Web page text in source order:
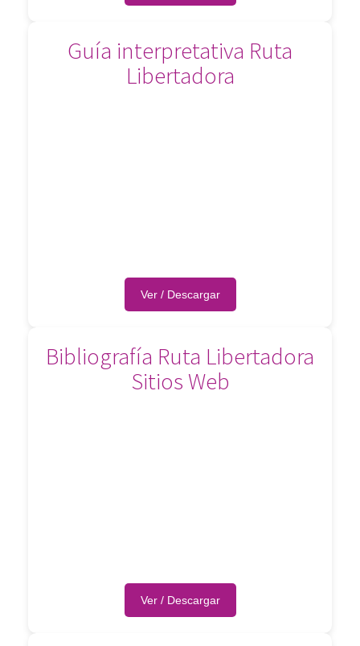
Guía interpretativa Ruta
Libertadora
Ver / Descargar
Bibliografía Ruta Libertadora
Sitios Web
Ver / Descargar